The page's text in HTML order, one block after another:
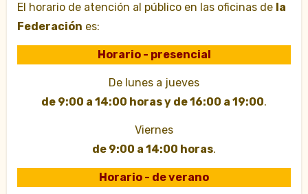
El horario de atención al público en las oficinas de la
Federación es:
Horario - presencial
De lunes a jueves
de 9:00 a 14:00 horas y de 16:00 a 19:00.
Viernes
de 9:00 a 14:00 horas.
Horario - de verano